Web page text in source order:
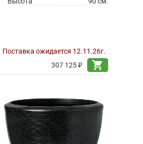
Поставка ожидается 12.11.26г.
307 125 ₽
shopping_cart